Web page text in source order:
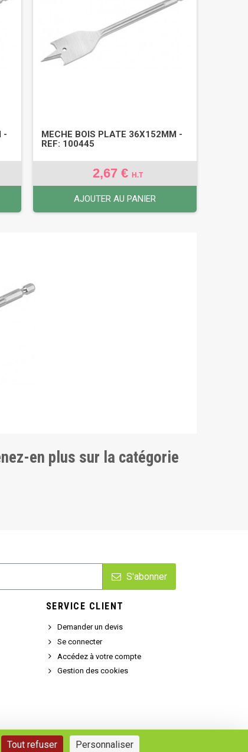
-
MECHE BOIS PLATE 36X152MM -
REF: 100445
2,67 €H.T
AJOUTER AU PANIER
en plus sur la catégorie
S'abonner
SERVICE CLIENT
Demander un devis
Se connecter
Accédez à votre compte
Gestion des cookies
Tout refuser Personnaliser